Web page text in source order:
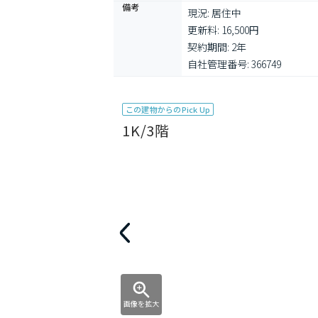
備考
現況: 居住中
更新料: 16,500円
契約期間: 2年
自社管理番号: 366749
この建物からのPick Up
1K/3階
画像を拡大